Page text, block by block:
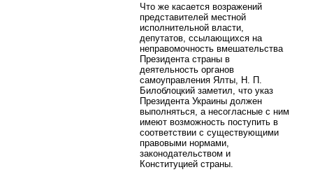
Что же касается возражений
представителей местной
исполнительной власти,
депутатов, ссылающихся на
неправомочность вмешательства
Президента страны в
деятельность органов
самоуправления Ялты, Н. П.
Билоблоцкий заметил, что указ
Президента Украины должен
выполняться, а несогласные с ним
имеют возможность поступить в
соответствии с существующими
правовыми нормами,
законодательством и
Конституцией страны.